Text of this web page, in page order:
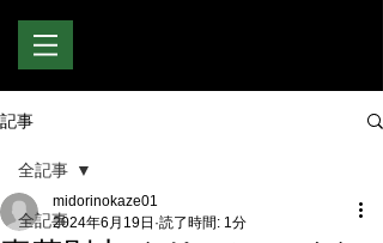
記事
全記事
全記事
midorinokaze01
2024年6月19日 読了時間: 1分